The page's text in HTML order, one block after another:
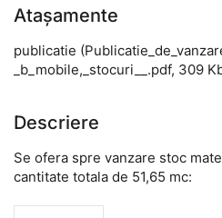
Atașamente
publicatie
_b_mobile,_stocuri__.pdf, 309
Descriere
Se ofera spre vanzare stoc
cantitate totala de 51,65 mc: